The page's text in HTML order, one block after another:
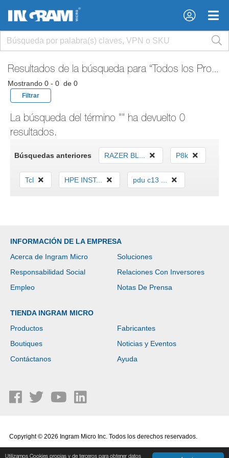
Utilizamos Cookies propias y de terceros para obtener datos
×
×
Resultados de la búsqueda para “Todos los Productos”
Mostrando 0 - 0 de 0
Filtrar
La búsqueda del término "" ha devuelto 0
resultados.
Búsquedas anteriores RAZER BL... P8k
Tcl HPE INST... pdu c13 ...
INFORMACIÓN DE LA EMPRESA
Acerca de Ingram Micro
Soluciones
Responsabilidad Social
Relaciones Con Inversores
Empleo
Notas De Prensa
TIENDA INGRAM MICRO
Productos
Fabricantes
Boutiques
Noticias y Eventos
Contáctanos
Ayuda
Copyright © 2026 Ingram Micro Inc. Todos los derechos reservados.